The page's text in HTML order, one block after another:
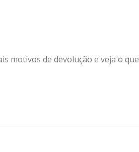
motivos de devolução e veja o que